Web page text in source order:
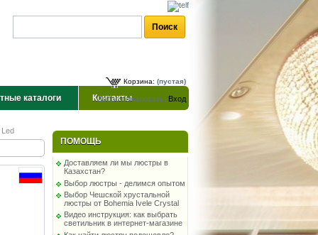
Корзина: (пустая)
Добро пожаловать, Вход
каталоги Контакты
ПОМОЩЬ
Доставляем ли мы люстры в
Казахстан?
Выбор люстры - делимся опытом
Выбор Чешской хрустальной
люстры от Bohemia Ivele Crystal
Видео инструкция: как выбрать
светильник в интернет-магазине